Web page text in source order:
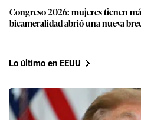
Congreso 2026: mujeres tienen
bicameralidad abrió una nueva
Lo último en EEUU